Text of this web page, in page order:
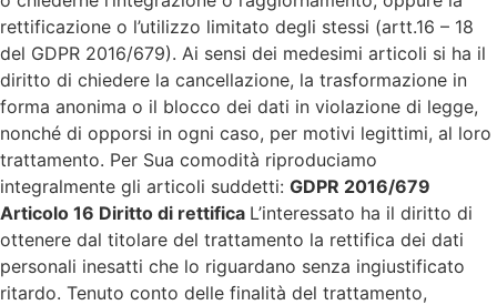
rettificazione o l’utilizzo limitato degli stessi (artt.16 – 18
del GDPR 2016/679). Ai sensi dei medesimi articoli si ha il
diritto di chiedere la cancellazione, la trasformazione in
forma anonima o il blocco dei dati in violazione di legge,
nonché di opporsi in ogni caso, per motivi legittimi, al loro
trattamento. Per Sua comodità riproduciamo
integralmente gli articoli suddetti: GDPR 2016/679
Articolo 16 Diritto di rettifica L’interessato ha il diritto di
ottenere dal titolare del trattamento la rettifica dei dati
personali inesatti che lo riguardano senza ingiustificato
ritardo. Tenuto conto delle finalità del trattamento,